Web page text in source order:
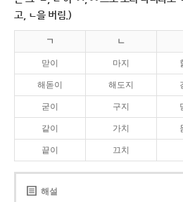
고, ㄴ을 버림.)
ㄱ ㄴ
맏이 마지
해돋이 해도지
굳이 구지
같이 가치
끝이 끄치
해설